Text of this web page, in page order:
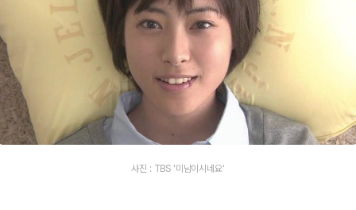
사진 : TBS '미남이시네요'